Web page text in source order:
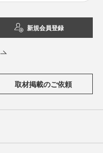
新規会員登録
取材掲載のご依頼